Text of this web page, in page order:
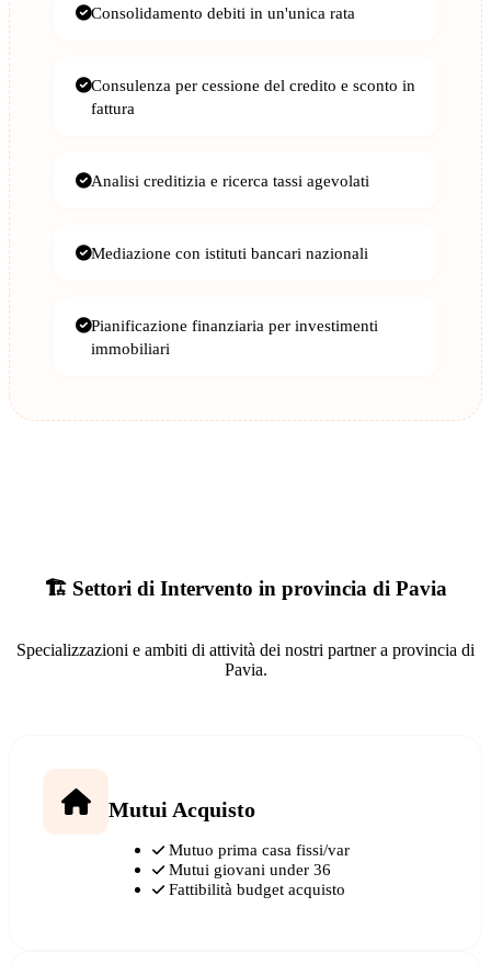
Consolidamento debiti in un'unica rata
Consulenza per cessione del credito e sconto in
fattura
Analisi creditizia e ricerca tassi agevolati
Mediazione con istituti bancari nazionali
Pianificazione finanziaria per investimenti
immobiliari
🏗️ Settori di Intervento in provincia di Pavia
Specializzazioni e ambiti di attività dei nostri partner a provincia di
Pavia.
Mutui Acquisto
Mutuo prima casa fissi/var
Mutui giovani under 36
Fattibilità budget acquisto